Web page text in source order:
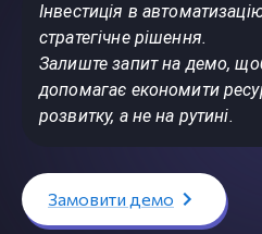
Інвестиція в
стратегічне рішення.
Залиште запит на демо,
допомагає економити
розвитку, а не на рутині.
Замовити демо